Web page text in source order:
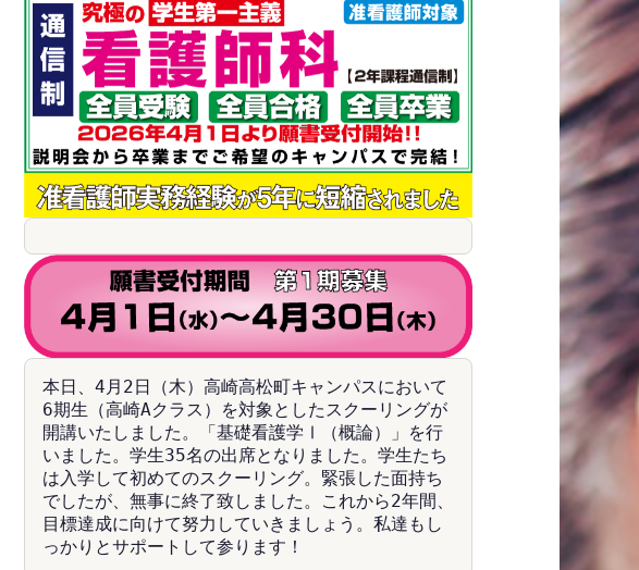
本日、4月2日（木）高崎高松町キャンパスにおいて
6期生（高崎Aクラス）を対象としたスクーリングが
開講いたしました。「基礎看護学Ⅰ（概論）」を行
いました。学生35名の出席となりました。学生たち
は入学して初めてのスクーリング。緊張した面持ち
でしたが、無事に終了致しました。これから2年間、
目標達成に向けて努力していきましょう。私達もし
っかりとサポートして参ります！